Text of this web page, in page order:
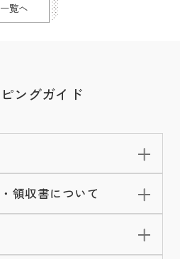
一覧へ
ングガイド
領収書について